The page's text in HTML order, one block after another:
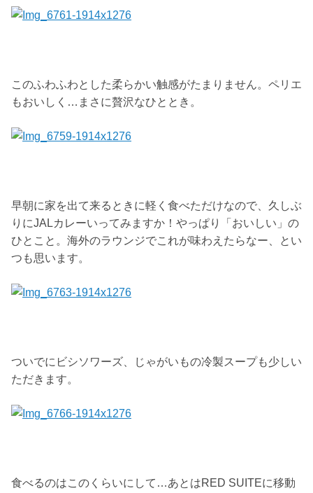
このふわふわとした柔らかい触感がたまりません。ペリエ
もおいしく…まさに贅沢なひととき。
早朝に家を出て来るときに軽く食べただけなので、久しぶ
りにJALカレーいってみますか！やっぱり「おいしい」の
ひとこと。海外のラウンジでこれが味わえたらなー、とい
つも思います。
ついでにビシソワーズ、じゃがいもの冷製スープも少しい
ただきます。
食べるのはこのくらいにして…あとはRED SUITEに移動